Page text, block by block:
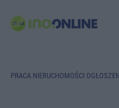
PRACA NIERUCHOMOŚCI